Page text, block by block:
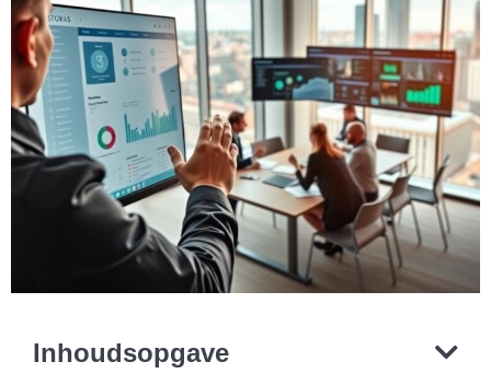
Inhoudsopgave